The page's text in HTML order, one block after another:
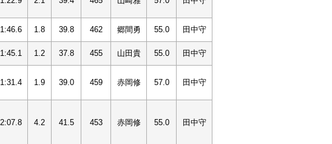
1:46.6 1.8 39.8 462 郷間勇 55.0 田中守
1:45.1 1.2 37.8 455 山田貴 55.0 田中守
1:31.4 1.9 39.0 459 赤岡修 57.0 田中守
2:07.8 4.2 41.5 453 赤岡修 55.0 田中守